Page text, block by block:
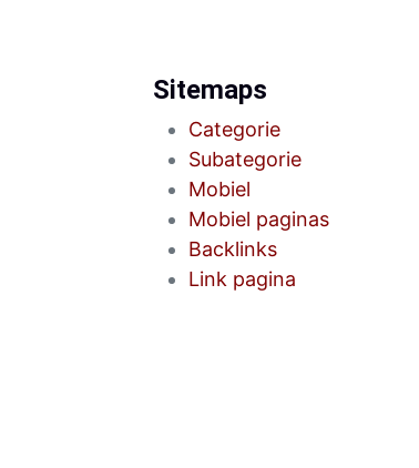
Sitemaps
Categorie
Subategorie
Mobiel
Mobiel paginas
Backlinks
Link pagina